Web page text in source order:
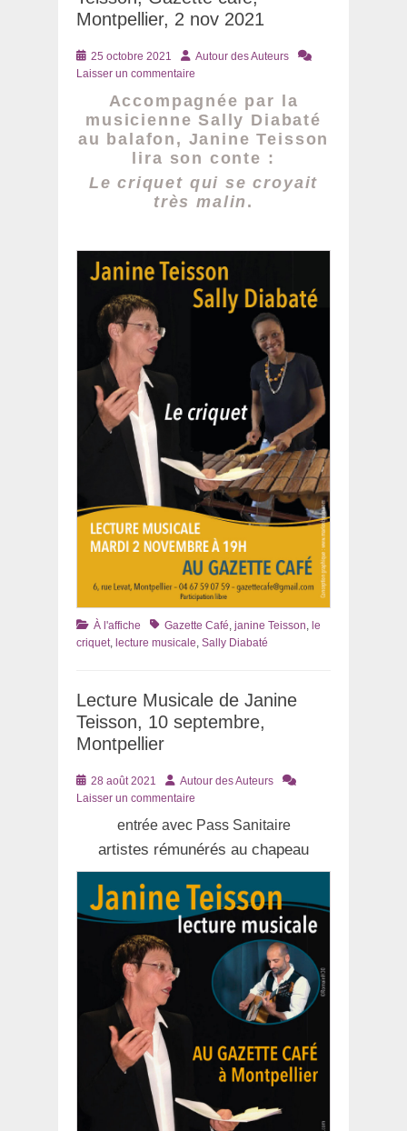
Montpellier, 2 nov 2021
Posté
le
25 octobre 2021 AuteurAutour des Auteurs
Laisser un commentaire
Accompagnée par la
musicienne Sally Diabaté
au balafon, Janine Teisson
lira son conte :
Le criquet qui se croyait
très malin .
Catégories
À l'affiche TagsGazette Café janine Teisson le
criquet lecture musicale Sally Diabaté
Lecture Musicale de Janine
Teisson, 10 septembre,
Montpellier
Posté
le
28 août 2021 AuteurAutour des Auteurs
Laisser un commentaire
entrée avec Pass Sanitaire
artistes rémunérés au chapeau